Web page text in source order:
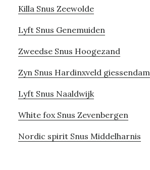
Killa Snus Zeewolde
Lyft Snus Genemuiden
Zweedse Snus Hoogezand
Zyn Snus Hardinxveld giessendam
Lyft Snus Naaldwijk
White fox Snus Zevenbergen
Nordic spirit Snus Middelharnis